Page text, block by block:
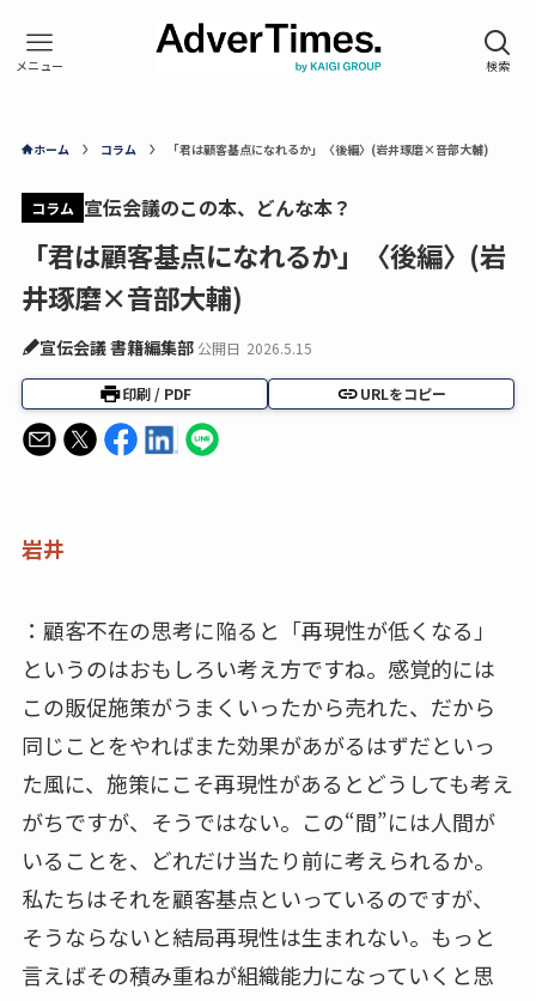
ホーム コラム 「君は顧客基点になれるか」〈後編〉(岩井琢磨×音部大輔)
コラム 宣伝会議のこの本、どんな本？
「君は顧客基点になれるか」〈後編〉(岩
井琢磨×音部大輔)
宣伝会議 書籍編集部 公開日 2026.5.15
印刷 / PDF URLをコピー
岩井
：顧客不在の思考に陥ると「再現性が低くなる」
というのはおもしろい考え方ですね。感覚的には
この販促施策がうまくいったから売れた、だから
同じことをやればまた効果があがるはずだといっ
た風に、施策にこそ再現性があるとどうしても考え
がちですが、そうではない。この“間”には人間が
いることを、どれだけ当たり前に考えられるか。
私たちはそれを顧客基点といっているのですが、
そうならないと結局再現性は生まれない。もっと
言えばその積み重ねが組織能力になっていくと思